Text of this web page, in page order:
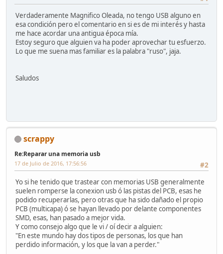
Verdaderamente Magnifico Oleada, no tengo USB alguno en
esa condición pero el comentario en si es de mi interés y hasta
me hace acordar una antigua época mía.
Estoy seguro que alguien va ha poder aprovechar tu esfuerzo.
Lo que me suena mas familiar es la palabra "ruso", jaja.
Saludos
scrappy
Re:Reparar una memoria usb
#2
17 de Julio de 2016, 17:56:56
Yo si he tenido que trastear con memorias USB generalmente
suelen romperse la conexion usb ó las pistas del PCB, esas he
podido recuperarlas, pero otras que ha sido dañado el propio
PCB (multicapa) ó se hayan llevado por delante componentes
SMD, esas, han pasado a mejor vida.
Y como consejo algo que le vi / oí decir a alguien:
"En este mundo hay dos tipos de personas, los que han
perdido información, y los que la van a perder."